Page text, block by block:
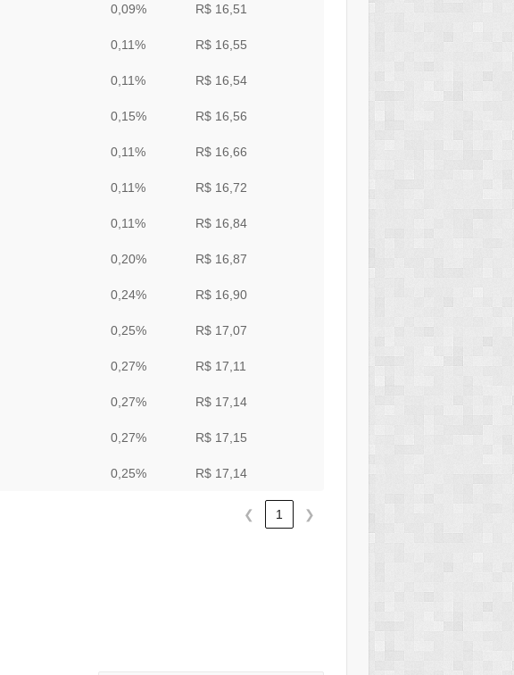
0,09% R$ 16,51
0,11% R$ 16,55
0,11% R$ 16,54
0,15% R$ 16,56
0,11% R$ 16,66
0,11% R$ 16,72
0,11% R$ 16,84
0,20% R$ 16,87
0,24% R$ 16,90
0,25% R$ 17,07
0,27% R$ 17,11
0,27% R$ 17,14
0,27% R$ 17,15
0,25% R$ 17,14
❮ 1 ❯